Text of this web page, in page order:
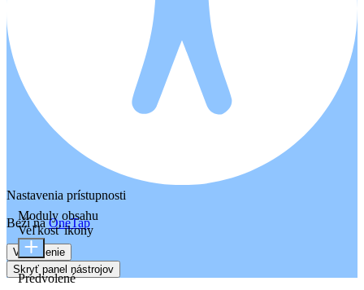
Nastavenia prístupnosti
Beží naOneTap
Vyhlásenie
Skryť panel nástrojov
Moduly obsahu
Veľkosť ikony
Predvolené